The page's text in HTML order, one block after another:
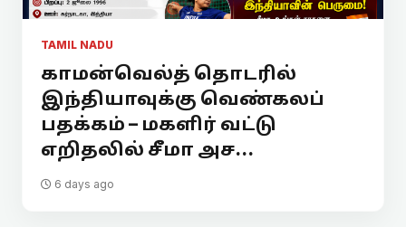
TAMIL NADU
காமன்வெல்த் தொடரில்
இந்தியாவுக்கு வெண்கலப்
பதக்கம் – மகளிர் வட்டு
எறிதலில் சீமா அச...
6 days ago